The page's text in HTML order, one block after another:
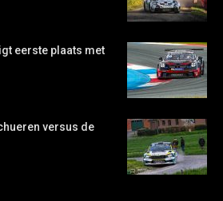
eerste plaats met
versus de